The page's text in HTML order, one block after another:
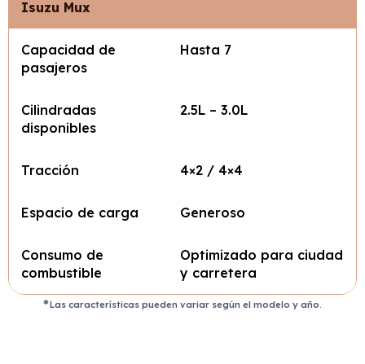
Isuzu Mux
Capacidad de
pasajeros
Hasta 7
Cilindradas
disponibles
2.5L – 3.0L
Tracción 4×2 / 4×4
Espacio de carga Generoso
Consumo de
combustible
Optimizado para ciudad
y carretera
Las características pueden variar según el modelo y año.